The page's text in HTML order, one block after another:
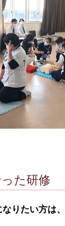
た研修
りたい方は、